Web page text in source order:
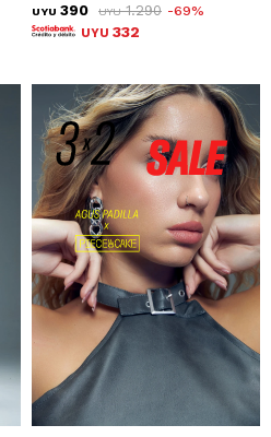
UYU 390 UYU 1.290 69
UYU 332